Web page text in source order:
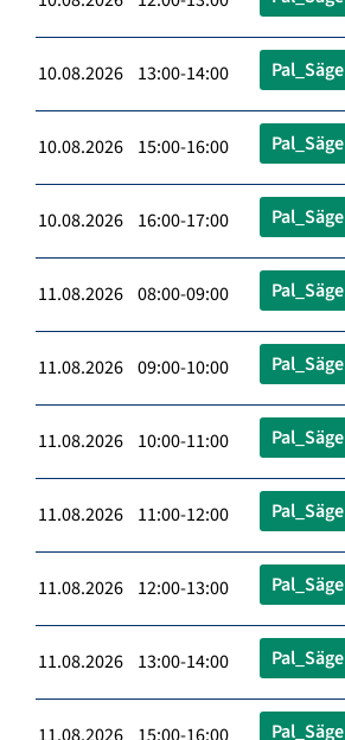
10.08.2026 13:00-14:00 Pal_Säge
10.08.2026 15:00-16:00 Pal_Säge
10.08.2026 16:00-17:00 Pal_Säge
11.08.2026 08:00-09:00 Pal_Säge
11.08.2026 09:00-10:00 Pal_Säge
11.08.2026 10:00-11:00 Pal_Säge
11.08.2026 11:00-12:00 Pal_Säge
11.08.2026 12:00-13:00 Pal_Säge
11.08.2026 13:00-14:00 Pal_Säge
Pal_Säge